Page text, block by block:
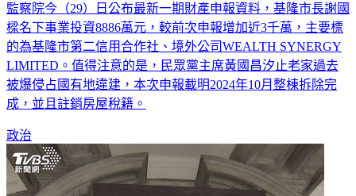
監察院今（29）日公布最新一期財產申報資料，基隆市長謝國
樑名下事業投資8886萬元，較前次申報增加近3千萬，主要標
的為基隆市第二信用合作社、境外公司WEALTH SYNERGY
LIMITED。值得注意的是，民眾黨主席黃國昌汐止老家過去
被爆侵占國有地違建，本次申報載明2024年10月整棟拆除完
成，並且註銷房屋稅籍。
政治